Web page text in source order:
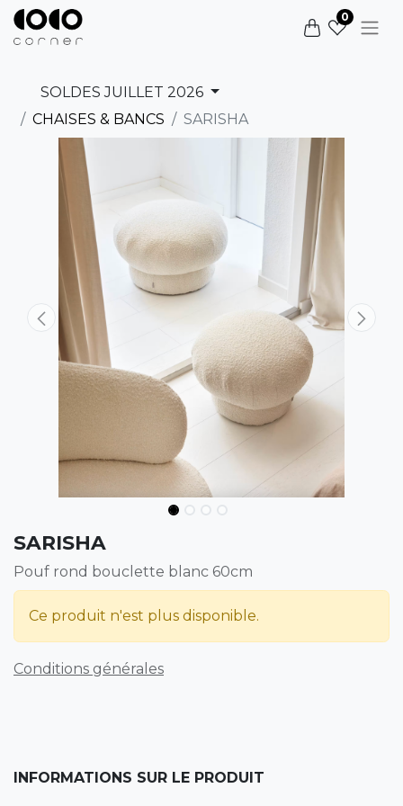
0
SOLDES JUILLET 2026
CHAISES & BANCS
SARISHA
SARISHA
Pouf rond bouclette blanc 60cm
Ce produit n'est plus disponible.
Conditions générales
INFORMATIONS SUR LE PRODUIT